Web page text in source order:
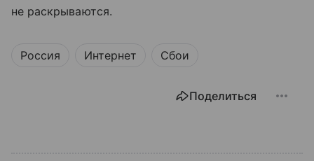
не раскрываются.
Россия Интернет Сбои
Поделиться